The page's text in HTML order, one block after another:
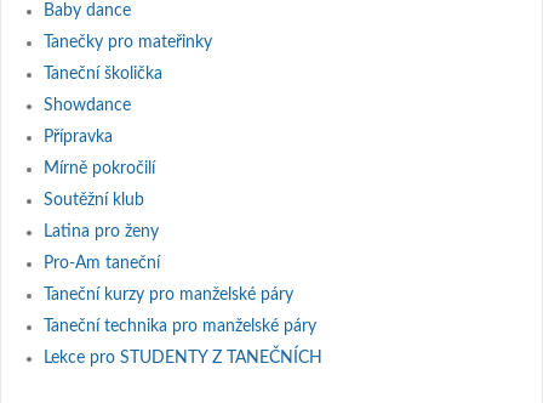
Baby dance
Tanečky pro mateřinky
Taneční školička
Showdance
Přípravka
Mírně pokročilí
Soutěžní klub
Latina pro ženy
Pro-Am taneční
Taneční kurzy pro manželské páry
Taneční technika pro manželské páry
Lekce pro STUDENTY Z TANEČNÍCH